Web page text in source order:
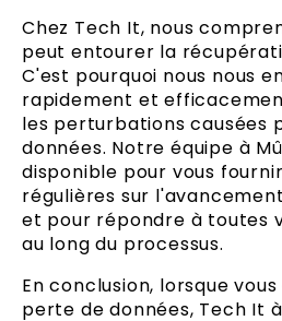
Chez Tech It, nous
peut entourer la
C'est pourquoi nous nous
rapidement et
les perturbations causées
données. Notre équipe à
disponible pour vous
régulières sur
et pour répondre à toutes
au long du processus.
En conclusion, lorsque
perte de données, Tech It